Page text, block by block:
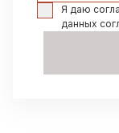
Я даю
данных